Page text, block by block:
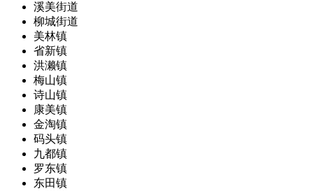
溪美街道
柳城街道
美林镇
省新镇
洪濑镇
梅山镇
诗山镇
康美镇
金淘镇
码头镇
九都镇
罗东镇
东田镇